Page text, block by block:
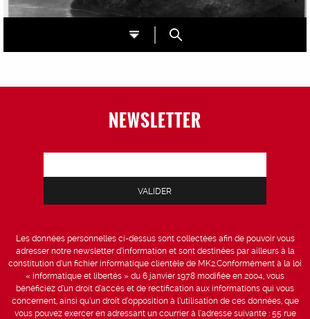
NEWSLETTER
Les données personnelles ci-dessus sont collectées afin de pouvoir vous
adresser notre newsletter d’information et sont destinées par ailleurs à la
constitution d’un fichier informatique clientèle de MK2.Conformément à la loi
« informatique et libertés » du 6 janvier 1978 modifiée en 2004, vous
bénéficiez d’un droit d’accès et de rectification aux informations qui vous
concernent, ainsi qu’un droit d’opposition à l’utilisation de ces données, que
vous pouvez exercer en adressant un courrier à l’adresse suivante : 55 rue